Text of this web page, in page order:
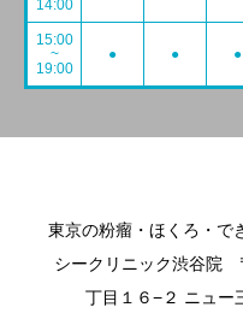
14:00
15:00
~
19:00
● ● ●
東京の粉瘤・ほくろ・で
シークリニック渋谷院
丁目１６−２ ニュ